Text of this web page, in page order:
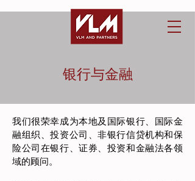
银行与金融
我们很荣幸成为本地及国际银行、国际金
融组织、投资公司、非银行信贷机构和保
险公司在银行、证券、投资和金融法各领
域的顾问。